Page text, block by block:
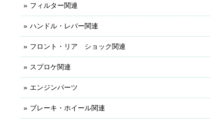
フィルター関連
ハンドル・レバー関連
フロント・リア ショック関連
スプロケ関連
エンジンパーツ
ブレーキ・ホイール関連